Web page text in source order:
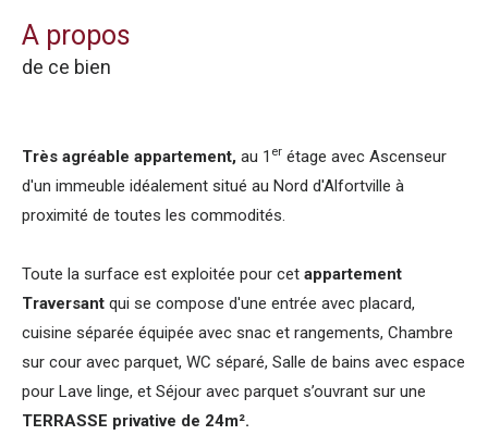
a propos
de ce bien
Très agréable appartement, au 1 er étage avec Ascenseur
d'un immeuble idéalement situé au Nord d'Alfortville à
proximité de toutes les commodités.
Toute la surface est exploitée pour cet appartement
Traversant qui se compose d'une entrée avec placard,
cuisine séparée équipée avec snac et rangements, Chambre
sur cour avec parquet, WC séparé, Salle de bains avec espace
pour Lave linge, et Séjour avec parquet s’ouvrant sur une
TERRASSE privative de 24m².